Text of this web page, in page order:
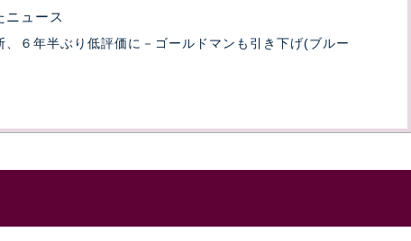
ニュース
、６年半ぶり低評価に－ゴールドマンも引き下げ(ブルー